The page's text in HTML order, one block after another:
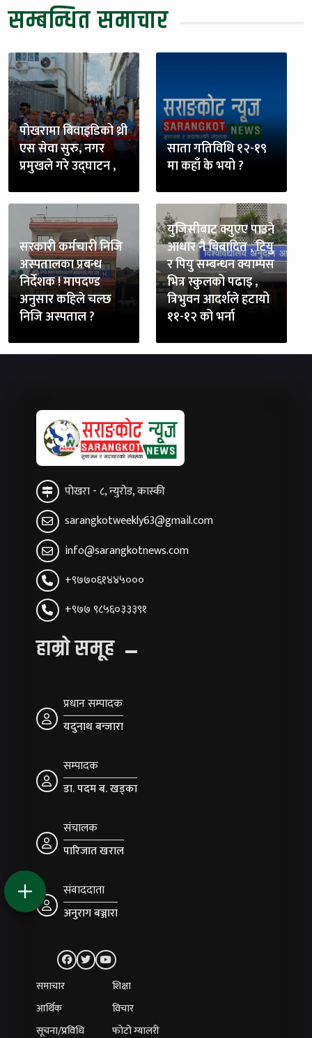
सम्बन्धित समाचार
पोखरामा बिवाइडिको थ्री
एस सेवा सुरु, नगर
प्रमुखले गरे उद्घाटन ,
साता गतिविधि १२-१९
मा कहाँ के भयो ?
सरकारी कर्मचारी निजि
अस्पतालका प्रबन्ध
निर्देशक ! मापदण्ड
अनुसार कहिले चल्छ
निजि अस्पताल ?
युजिसीबाट क्युएए पाउने
आधार नै बिबादित , टियु
र पियु सम्बन्धन क्याम्पस
भित्र स्कुलको पढाइ ,
त्रिभुवन आदर्शले हटायो
११-१२ को भर्ना
पोखरा - ८, न्युरोड, कास्की
sarangkotweekly63@gmail.com
info@sarangkotnews.com
+९७७०६१४४५०००
+९७७ ९८५६०३३३९१
हाम्रो समूह
प्रधान सम्पादक
यदुनाथ बन्जारा
सम्पादक
डा. पदम ब. खड्का
संचालक
पारिजात खराल
संवाददाता
अनुराग बञ्जारा
समाचार
शिक्षा
आर्थिक
विचार
सूचना/प्रविधि
फोटो ग्यालरी